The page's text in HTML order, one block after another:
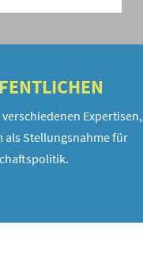
Expertisen,
als Stellungsnahme für